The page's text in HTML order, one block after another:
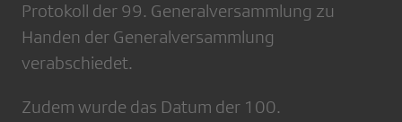
Protokoll der 99. Generalversammlung zu
Handen der Generalversammlung
verabschiedet.
Zudem wurde das Datum der 100.